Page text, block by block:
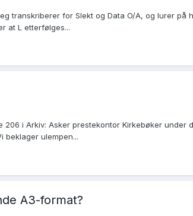
transkriberer for Slekt og Data O/A, og lurer
at L etterfølges...
i Arkiv: Asker prestekontor Kirkebøker under
beklager ulempen...
A3-format?